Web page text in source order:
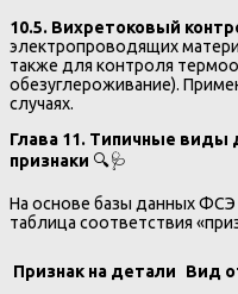
10.5. Вихретоковый
электропроводящих
также для контроля
обезуглероживание).
случаях.
Глава 11. Типичные виды
признаки 🔍🩺
На основе базы данных ФСЭ
таблица соответствия
Признак на детали Вид